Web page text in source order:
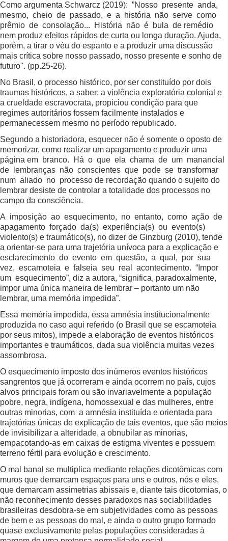
Como argumenta Schwarcz (2019): ”Nosso presente anda,
mesmo, cheio de passado, e a história não serve como
prêmio de consolação... História não é bula de remédio
nem produz efeitos rápidos de curta ou longa duração. Ajuda,
porém, a tirar o véu do espanto e a produzir uma discussão
mais crítica sobre nosso passado, nosso presente e sonho de
futuro". (pp.25-26).
No Brasil, o processo histórico, por ser constituído por dois
traumas históricos, a saber: a violência exploratória colonial e
a crueldade escravocrata, propiciou condição para que
regimes autoritários fossem facilmente instalados e
permanecessem mesmo no período republicado.
Segundo a historiadora, esquecer não é somente o oposto de
memorizar, como realizar um apagamento e produzir uma
página em branco. Há o que ela chama de um manancial
de lembranças não conscientes que pode se transformar
num aliado no processo de recordação quando o sujeito do
lembrar desiste de controlar a totalidade dos processos no
campo da consciência.
A imposição ao esquecimento, no entanto, como ação de
apagamento forçado da(s) experiência(s) ou evento(s)
violento(s) e traumático(s), no dizer de Ginzburg (2010), tende
a orientar-se para uma trajetória unívoca para a explicação e
esclarecimento do evento em questão, a qual, por sua
vez, escamoteia e falseia seu real acontecimento. “Impor
um esquecimento”, diz a autora, “significa, paradoxalmente,
impor uma única maneira de lembrar – portanto um não
lembrar, uma memória impedida”.
Essa memória impedida, essa amnésia institucionalmente
produzida no caso aqui referido (o Brasil que se escamoteia
por seus mitos), impede a elaboração de eventos históricos
importantes e traumáticos, dada sua violência muitas vezes
assombrosa.
O esquecimento imposto dos inúmeros eventos históricos
sangrentos que já ocorreram e ainda ocorrem no país, cujos
alvos principais foram ou são invariavelmente a população
pobre, negra, indígena, homossexual e das mulheres, entre
outras minorias, com a amnésia instituída e orientada para
trajetórias únicas de explicação de tais eventos, que são meios
de invisibilizar a alteridade, a obnubilar as minorias,
empacotando-as em caixas de estigma viventes e possuem
terreno fértil para evolução e crescimento.
O mal banal se multiplica mediante relações dicotômicas com
muros que demarcam espaços para uns e outros, nós e eles,
que demarcam assimetrias abissais e, diante tais dicotomias, o
não reconhecimento desses paradoxos nas sociabilidades
brasileiras desdobra-se em subjetividades como as pessoas
de bem e as pessoas do mal, e ainda o outro grupo formado
quase exclusivamente pelas populações consideradas à